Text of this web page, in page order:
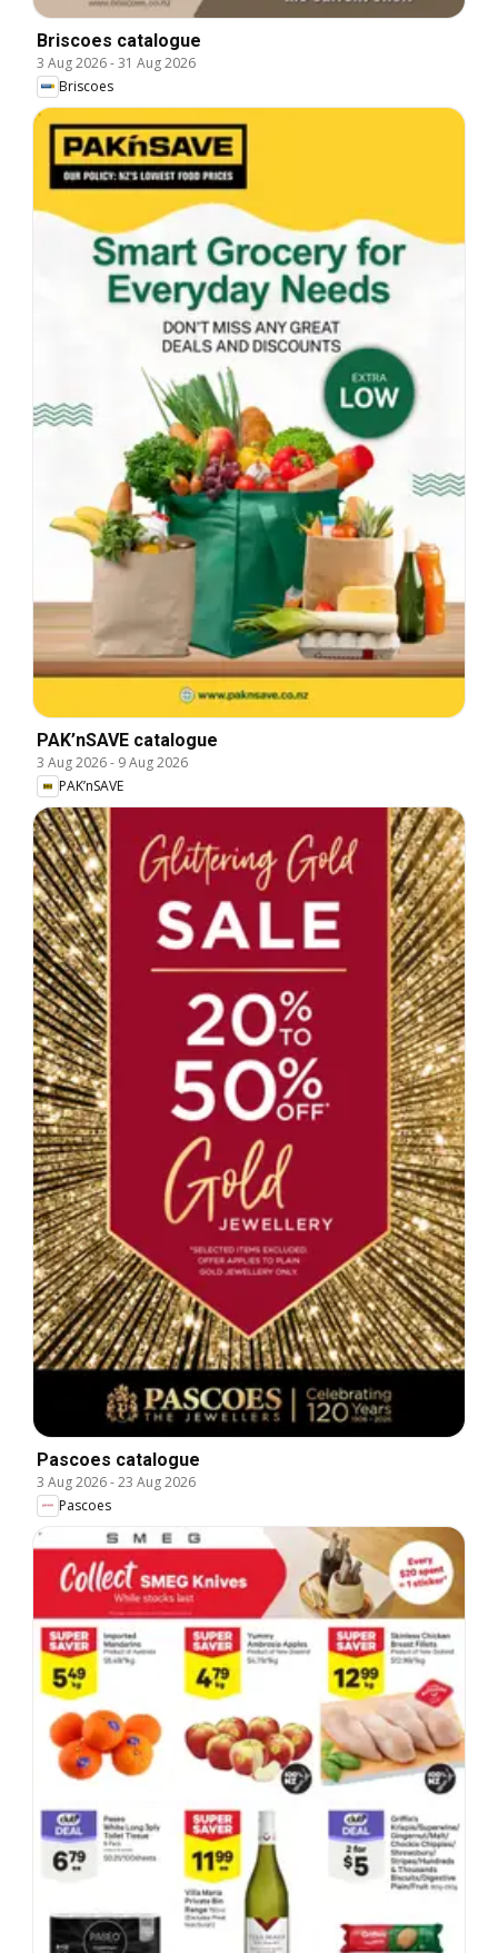
Briscoes catalogue
3 Aug 2026-31 Aug 2026
Briscoes
PAK’nSAVE catalogue
3 Aug 2026- 9 Aug 2026
PAK’nSAVE
Pascoes catalogue
3 Aug 2026-23 Aug 2026
Pascoes